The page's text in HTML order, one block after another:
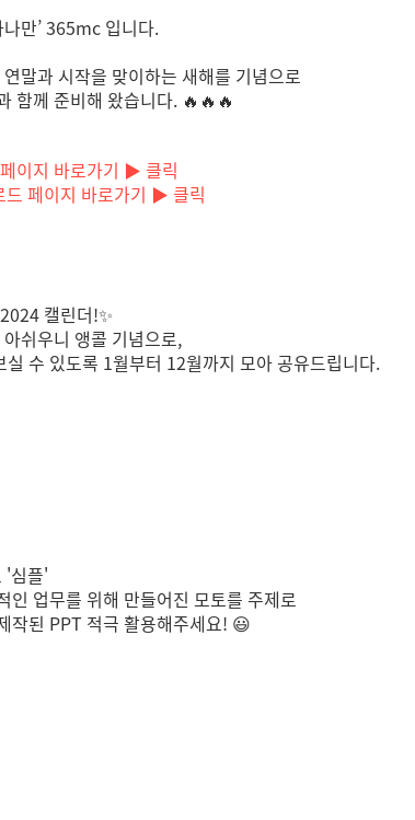
만’ 365mc 입니다.
말과 시작을 맞이하는 새해를 기념으로
함께 준비해 왔습니다. 🔥🔥🔥
이지 바로가기 ▶ 클릭
드 페이지 바로가기 ▶ 클릭
캘린더!✨
쉬우니 앵콜 기념으로,
실 수 있도록 1월부터 12월까지 모아 공유드립니다.
'심플'
인 업무를 위해 만들어진 모토를 주제로
작된 PPT 적극 활용해주세요! 😃